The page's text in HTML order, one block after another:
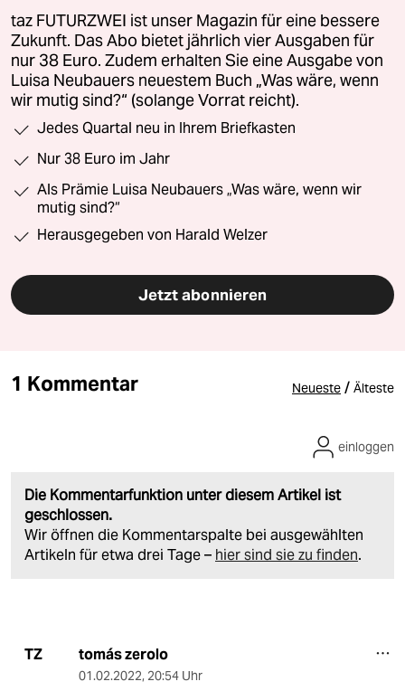
taz FUTURZWEI ist unser Magazin für eine bessere
Zukunft. Das Abo bietet jährlich vier Ausgaben für
nur 38 Euro. Zudem erhalten Sie eine Ausgabe von
Luisa Neubauers neuestem Buch „Was wäre, wenn
wir mutig sind?“ (solange Vorrat reicht).
Jedes Quartal neu in Ihrem Briefkasten
Nur 38 Euro im Jahr
Als Prämie Luisa Neubauers „Was wäre, wenn wir
mutig sind?“
Herausgegeben von Harald Welzer
Jetzt abonnieren
1 Kommentar Neueste / Älteste
Die Kommentarfunktion unter diesem Artikel ist
geschlossen.
Wir öffnen die Kommentarspalte bei ausgewählten
Artikeln für etwa drei Tage – hier sind sie zu finden.
einloggen
TZ tomás zerolo
01.02.2022, 20:54 Uhr